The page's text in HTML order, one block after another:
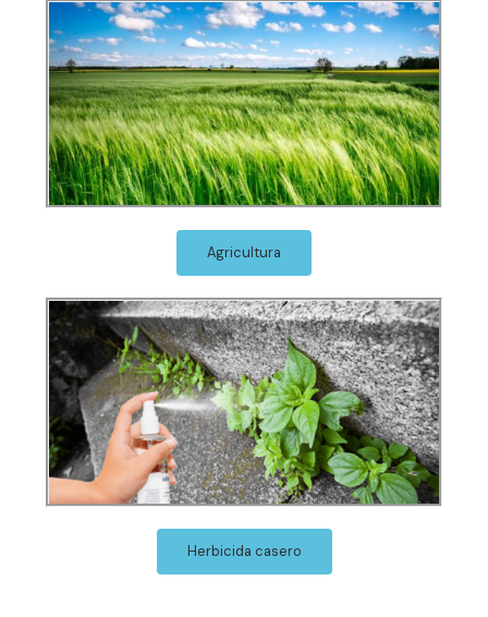
Agricultura
Herbicida casero